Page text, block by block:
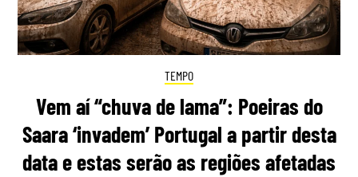
TEMPO
Vem aí “chuva de lama”: Poeiras do
Saara ‘invadem’ Portugal a partir desta
data e estas serão as regiões afetadas